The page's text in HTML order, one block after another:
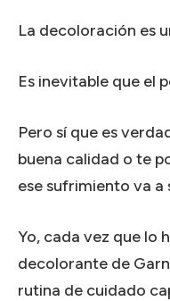
La decoloración es
Es inevitable que el
Pero sí que es
buena calidad o te
ese sufrimiento va a
Yo, cada vez que lo
decolorante de
rutina de cuidado